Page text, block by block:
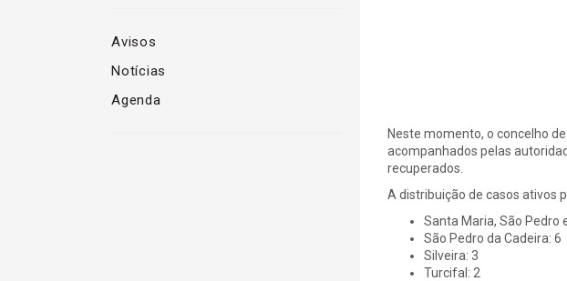
Avisos
Notícias
Agenda
Neste momento, o concelho
acompanhados pelas
recuperados.
A distribuição de casos ativos
Santa Maria, São Pedro
São Pedro da Cadeira: 6
Silveira: 3
Turcifal: 2